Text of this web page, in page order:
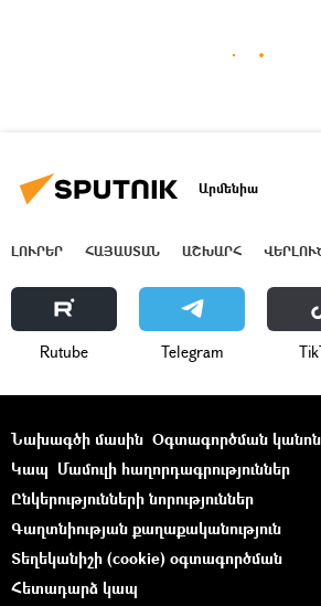
Արմենիա
ԼՈՒՐԵՐ ՀԱՅԱՍՏԱՆ ԱՇԽԱՐՀ
Rutube Telegram
Նախագծի մասին Օգտագործման
Կապ Մամուլի հաղորդագրություններ
Ընկերությունների նորություններ
Գաղտնիության քաղաքականություն
Տեղեկանիշի (cookie) օգտագործման
Հետադարձ կապ